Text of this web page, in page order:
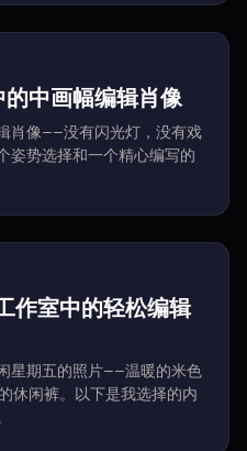
的中画幅编辑肖像
肖像——没有闪光灯，没有戏
姿势选择和一个精心编写的
作室中的轻松编辑
星期五的照片——温暖的米色
休闲裤。以下是我选择的内